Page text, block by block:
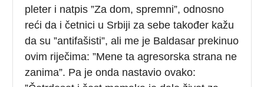
pleter i natpis ”Za dom, spremni”, odnosno
reći da i četnici u Srbiji za sebe također kažu
da su ”antifašisti”, ali me je Baldasar prekinuo
ovim riječima: ”Mene ta agresorska strana ne
zanima”. Pa je onda nastavio ovako: